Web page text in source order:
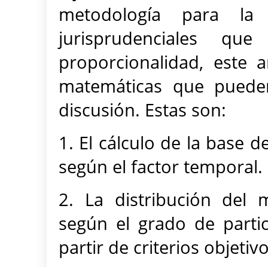
metodología para
jurisprudenciales
proporcionalidad, este
matemáticas que
discusión. Estas son:
1. El cálculo de la base
según el factor temporal.
2. La distribución del
según el grado de
partir de criterios